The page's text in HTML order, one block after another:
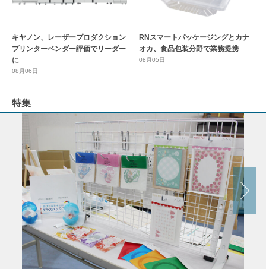
キヤノン、レーザープロダクション
プリンターベンダー評価でリーダー
に
08月06日
RNスマートパッケージングとカナ
オカ、食品包装分野で業務提携
08月05日
特集